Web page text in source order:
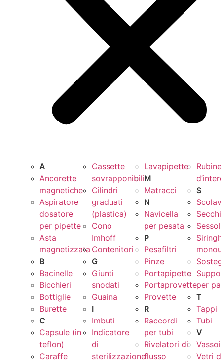
A
Ancorette
magnetiche
Aspiratore
dosatore
per pipette
Asta
magnetizzata
B
Bacinelle
Bicchieri
Bottiglie
Burette
C
Capsule (in
teflon)
Caraffe
Cassette
sovrapponibili
Cilindri
graduati
(plastica)
Cono
Imhoff
Contenitori
G
Giunti
snodati
Guaina
I
Imbuti
Indicatore
di
sterilizzazione
Lavapipette
M
Matracci
N
Navicella
per pesata
P
Pesafiltri
Pinze
Portapipette
Portaprovette
Provette
R
Raccordi
per tubi
Rivelatori di
flusso
S
Secchi
per
T
Tappi
Tubi
V
Vassoi
Vetri